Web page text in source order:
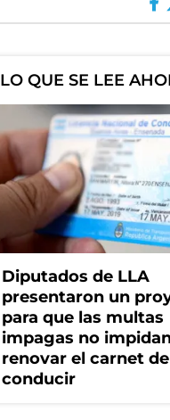
LO QUE SE LEE
Diputados de LLA
presentaron un
para que las multas
impagas no
renovar el carnet de
conducir